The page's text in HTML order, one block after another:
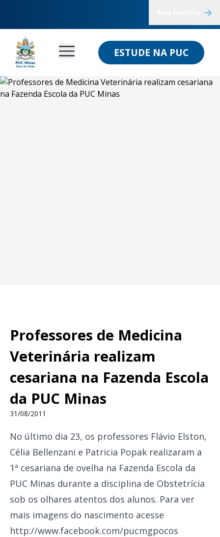
ESTUDE NA PUC
Professores de Medicina
Veterinária realizam
cesariana na Fazenda Escola
da PUC Minas
31/08/2011
No último dia 23, os professores Flávio Elston,
Célia Bellenzani e Patricia Popak realizaram a
1ª cesariana de ovelha na Fazenda Escola da
PUC Minas durante a disciplina de Obstetrícia
sob os olhares atentos dos alunos. Para ver
mais imagens do nascimento acesse
http://www.facebook.com/pucmgpocos